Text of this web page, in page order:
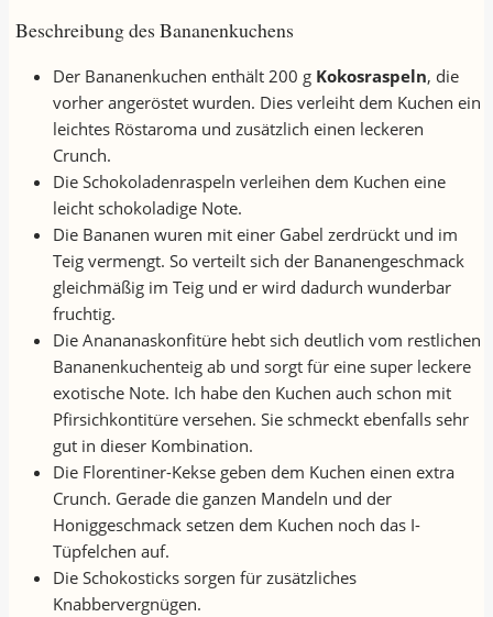
Beschreibung des Bananenkuchens
Der Bananenkuchen enthält 200 g Kokosraspeln, die
vorher angeröstet wurden. Dies verleiht dem Kuchen ein
leichtes Röstaroma und zusätzlich einen leckeren
Crunch.
Die Schokoladenraspeln verleihen dem Kuchen eine
leicht schokoladige Note.
Die Bananen wuren mit einer Gabel zerdrückt und im
Teig vermengt. So verteilt sich der Bananengeschmack
gleichmäßig im Teig und er wird dadurch wunderbar
fruchtig.
Die Anananaskonfitüre hebt sich deutlich vom restlichen
Bananenkuchenteig ab und sorgt für eine super leckere
exotische Note. Ich habe den Kuchen auch schon mit
Pfirsichkontitüre versehen. Sie schmeckt ebenfalls sehr
gut in dieser Kombination.
Die Florentiner-Kekse geben dem Kuchen einen extra
Crunch. Gerade die ganzen Mandeln und der
Honiggeschmack setzen dem Kuchen noch das I-
Tüpfelchen auf.
Die Schokosticks sorgen für zusätzliches
Knabbervergnügen.